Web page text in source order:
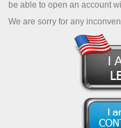
Шахсий
be able to open an account
We are sorry for any